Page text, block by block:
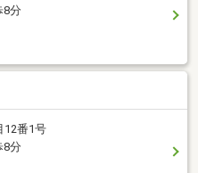
8分
12番1号
8分